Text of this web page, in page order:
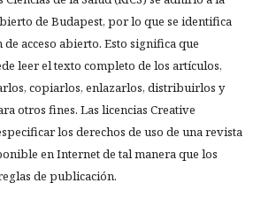
de Budapest, por lo que se identifica
acceso abierto. Esto significa que
leer el texto completo de los artículos,
copiarlos, enlazarlos, distribuirlos y
otros fines. Las licencias Creative
los derechos de uso de una revista
en Internet de tal manera que los
de publicación.